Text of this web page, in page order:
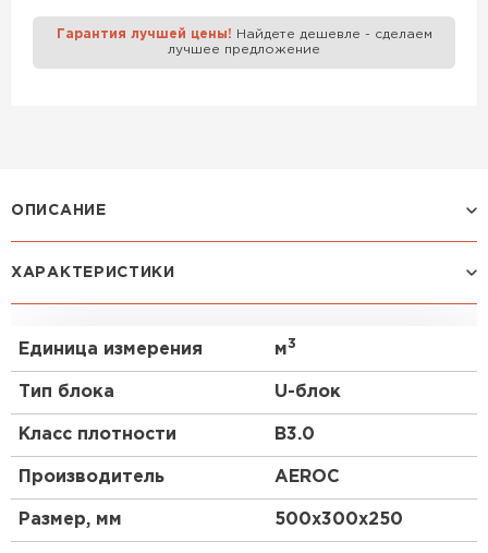
Гарантия лучшей цены! Найдете дешевле - сделаем
лучшее предложение
ОПИСАНИЕ
Газоблок, также известный как газобетон или
широко используется в современном
строительстве. Одним из таких блоков является
U-блок Aeroc D500 300х250х500 мм, который
применением.
Особенности
Что такое газоблок?
ХАРАКТЕРИСТИКИ
Единица измерения м3
Тип блока U-блок
Класс плотности B3.0
Производитель AEROC
Размер, мм 500х300х250
Газобетон Забудова